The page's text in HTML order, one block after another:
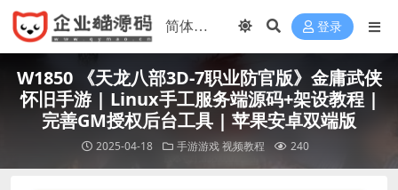
登录
W1850 《天龙八部3D-7职业防官版》金庸武侠
怀旧手游 | Linux手工服务端源码+架设教程 |
完善GM授权后台工具 | 苹果安卓双端版
2025-04-18 手游游戏视频教程 240